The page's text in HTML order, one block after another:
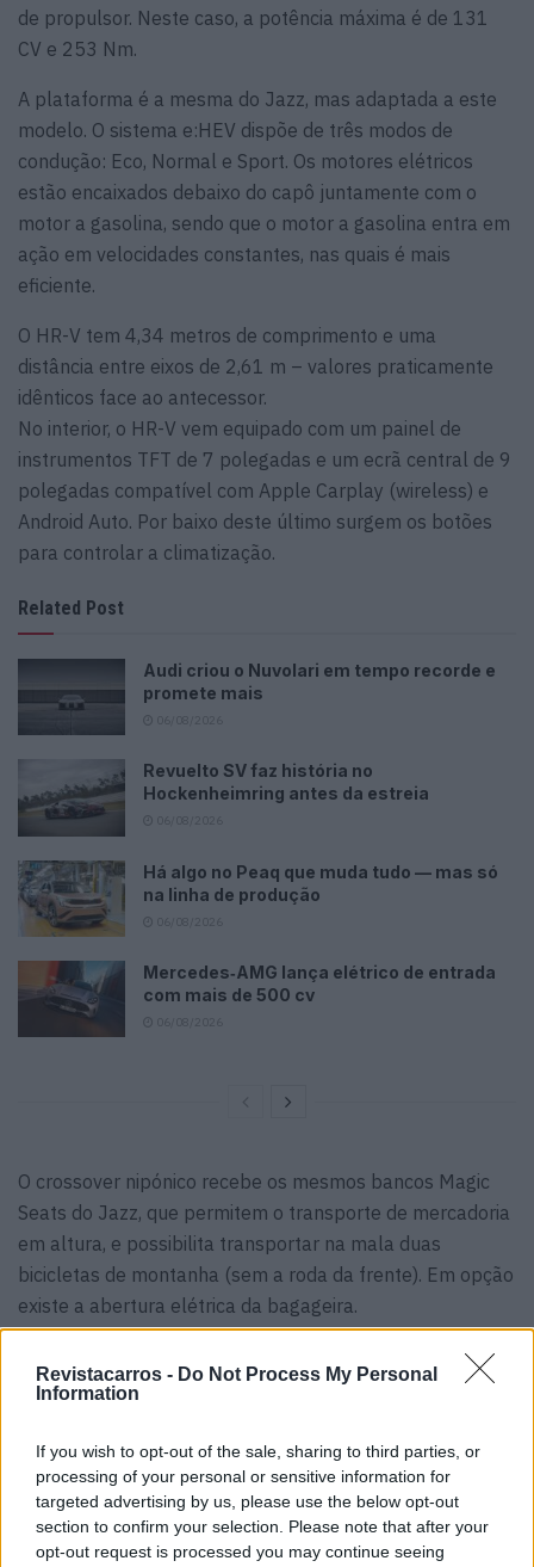
Revistacarros - Do Not Process My Personal
Information
If you wish to opt-out of the sale, sharing to third parties, or
processing of your personal or sensitive information for
targeted advertising by us, please use the below opt-out
section to confirm your selection. Please note that after your
opt-out request is processed you may continue seeing
de propulsor. Neste caso, a potência máxima é de 131
CV e 253 Nm.
A plataforma é a mesma do Jazz, mas adaptada a este
modelo. O sistema e:HEV dispõe de três modos de
condução: Eco, Normal e Sport. Os motores elétricos
estão encaixados debaixo do capô juntamente com o
motor a gasolina, sendo que o motor a gasolina entra em
ação em velocidades constantes, nas quais é mais
eficiente.
O HR-V tem 4,34 metros de comprimento e uma
distância entre eixos de 2,61 m – valores praticamente
idênticos face ao antecessor.
No interior, o HR-V vem equipado com um painel de
instrumentos TFT de 7 polegadas e um ecrã central de 9
polegadas compatível com Apple Carplay (wireless) e
Android Auto. Por baixo deste último surgem os botões
para controlar a climatização.
Related Post
Audi criou o Nuvolari em tempo recorde e
promete mais
Revuelto SV faz história no
Hockenheimring antes da estreia
Há algo no Peaq que muda tudo — mas só
na linha de produção
Mercedes‑AMG lança elétrico de entrada
com mais de 500 cv
O crossover nipónico recebe os mesmos bancos Magic
Seats do Jazz, que permitem o transporte de mercadoria
em altura, e possibilita transportar na mala duas
bicicletas de montanha (sem a roda da frente). Em opção
existe a abertura elétrica da bagageira.
Tags: e:HEV Honda HR-V i-VTEC